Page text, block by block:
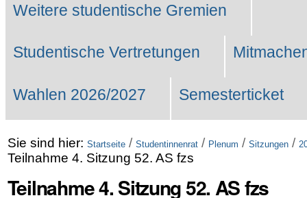
Weitere studentische Gremien
Studentische Vertretungen
Wahlen 2026/2027 Semesterticket
Sie sind hier: Startseite / Studentinnenrat / Plenum / Sitzungen /
Teilnahme 4. Sitzung 52. AS fzs
Teilnahme 4. Sitzung 52. AS fzs